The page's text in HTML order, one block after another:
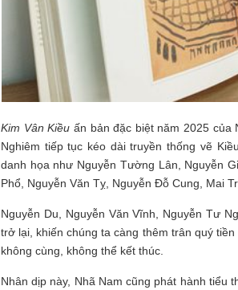
Kim Vân Kiều ấn bản đặc biệt năm 2025 của
Nghiêm tiếp tục kéo dài truyền thống vẽ
danh họa như Nguyễn Tường Lân, Nguyễn
Phổ, Nguyễn Văn Tỵ, Nguyễn Đỗ Cung, Mai
Nguyễn Du, Nguyễn Văn Vĩnh, Nguyễn Tư
trở lại, khiến chúng ta càng thêm trân quý
không cùng, không thể kết thúc.
Nhân dịp này, Nhã Nam cũng phát hành tiểu